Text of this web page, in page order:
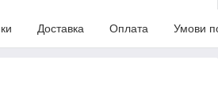
Доставка Оплата Умови